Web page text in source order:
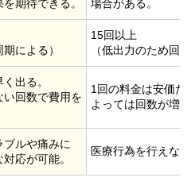
期待できる。
場合がある。
期による）
15回以上
（低出力のため回
出る。
い回数で費用を
1回の料金は安価だ
よっては回数が増
ルや痛みに
応が可能。
医療行為を行えな